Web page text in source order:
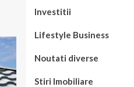
Investitii
Lifestyle Business
Noutati diverse
Stiri Imobiliare